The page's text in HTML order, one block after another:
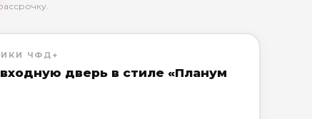
ЧФД+
дверь в стиле «Планум